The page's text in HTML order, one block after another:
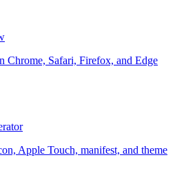
Chrome, Safari, Firefox, and Edge
Apple Touch, manifest, and theme